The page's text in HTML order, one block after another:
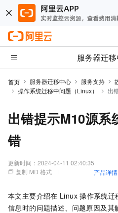
服务器迁
首页 服务器迁移中心 服务支持
操作系统迁移中问题（Linux）
出
出错提示M10源系
错
更新时间： 2024-04-11 02:40:35
复制 MD 格式
产品详情
本文主要介绍在 Linux 操作系统迁
信息时的问题描述、问题原因及其